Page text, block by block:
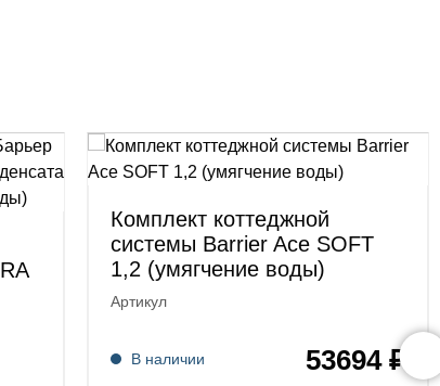
Комплект коттеджной
системы Barrier Ace SOFT
1,2 (умягчение воды)
Артикул
В наличии 53694 ₽